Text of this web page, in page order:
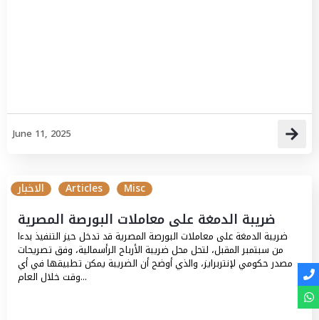
June 11, 2025
الاخبار Articles Misc
ضريبة الدمغة على معاملات البورصة المصرية
ضريبة الدمغة على معاملات البورصة المصرية قد تدخل حيز التنفيذ بدءا
من سبتمبر المقبل، لتحل محل ضريبة الأرباح الرأسمالية، وفق تصريحات
مصدر حكومي لإنتربرايز، والذي أوضح أن الضريبة يمكن تطبيقها في أي
وقت خلال العام...